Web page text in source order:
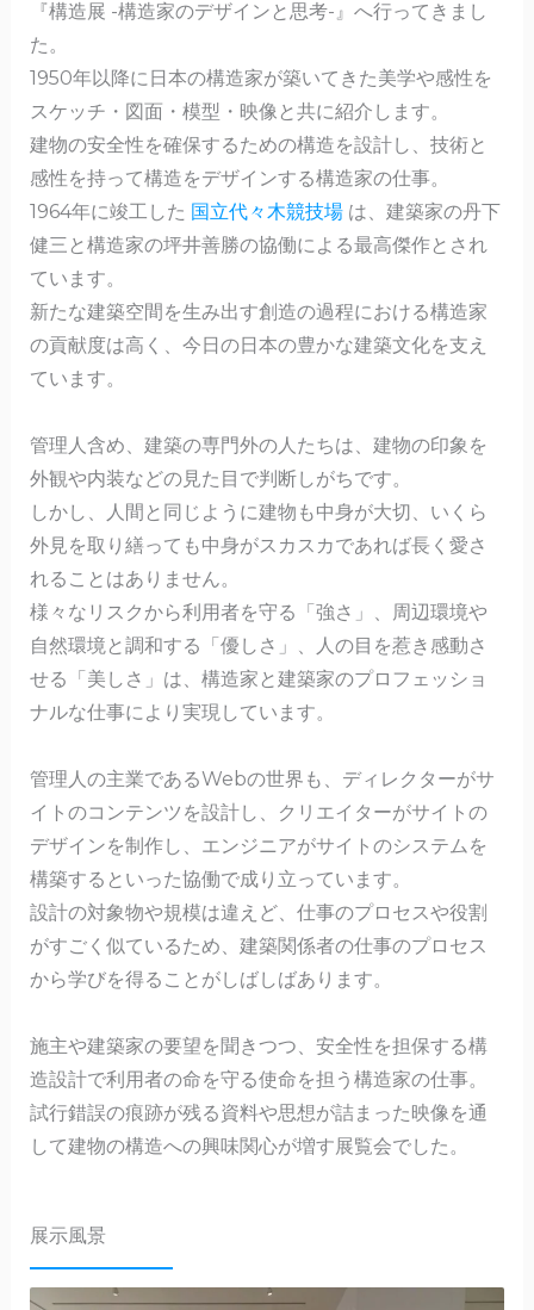
『構造展 -構造家のデザインと思考-』へ行ってきまし
た。
1950年以降に日本の構造家が築いてきた美学や感性を
スケッチ・図面・模型・映像と共に紹介します。
建物の安全性を確保するための構造を設計し、技術と
感性を持って構造をデザインする構造家の仕事。
1964年に竣工した 国立代々木競技場 は、建築家の丹下
健三と構造家の坪井善勝の協働による最高傑作とされ
ています。
新たな建築空間を生み出す創造の過程における構造家
の貢献度は高く、今日の日本の豊かな建築文化を支え
ています。
管理人含め、建築の専門外の人たちは、建物の印象を
外観や内装などの見た目で判断しがちです。
しかし、人間と同じように建物も中身が大切、いくら
外見を取り繕っても中身がスカスカであれば長く愛さ
れることはありません。
様々なリスクから利用者を守る「強さ」、周辺環境や
自然環境と調和する「優しさ」、人の目を惹き感動さ
せる「美しさ」は、構造家と建築家のプロフェッショ
ナルな仕事により実現しています。
管理人の主業であるWebの世界も、ディレクターがサ
イトのコンテンツを設計し、クリエイターがサイトの
デザインを制作し、エンジニアがサイトのシステムを
構築するといった協働で成り立っています。
設計の対象物や規模は違えど、仕事のプロセスや役割
がすごく似ているため、建築関係者の仕事のプロセス
から学びを得ることがしばしばあります。
施主や建築家の要望を聞きつつ、安全性を担保する構
造設計で利用者の命を守る使命を担う構造家の仕事。
試行錯誤の痕跡が残る資料や思想が詰まった映像を通
して建物の構造への興味関心が増す展覧会でした。
展示風景